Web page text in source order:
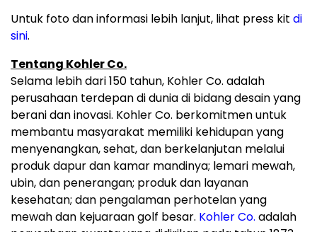
Untuk foto dan informasi lebih lanjut, lihat press kit di
sini.
Tentang Kohler Co.
Selama lebih dari 150 tahun, Kohler Co. adalah
perusahaan terdepan di dunia di bidang desain yang
berani dan inovasi. Kohler Co. berkomitmen untuk
membantu masyarakat memiliki kehidupan yang
menyenangkan, sehat, dan berkelanjutan melalui
produk dapur dan kamar mandinya; lemari mewah,
ubin, dan penerangan; produk dan layanan
kesehatan; dan pengalaman perhotelan yang
mewah dan kejuaraan golf besar. Kohler Co. adalah